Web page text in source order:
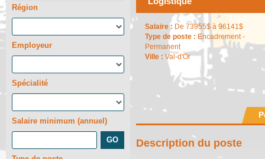
Région
Employeur
Spécialité
Salaire minimum (annuel)
Salaire : De 73955$ à 96141$
Type de poste : Encadrement -
Permanent
Ville : Val-d'Or
Description du poste